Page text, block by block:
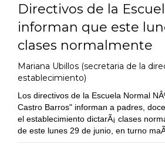
Directivos de la
informan que este
clases normalmente
Mariana Ubillos (secretaria de la
establecimiento)
Los directivos de la Escuela Normal
Castro Barros" informan a padres,
el establecimiento dictarÃ¡ clases
de este lunes 29 de junio, en turno